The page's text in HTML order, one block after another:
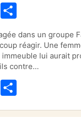
T
el
m
ar
ta
g
er
dans un groupe
réagir. Une
lui aurait
contre…
T